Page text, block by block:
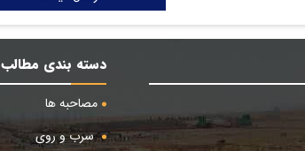
دسته بندی مطالب
مصاحبه ها
سرب و روی